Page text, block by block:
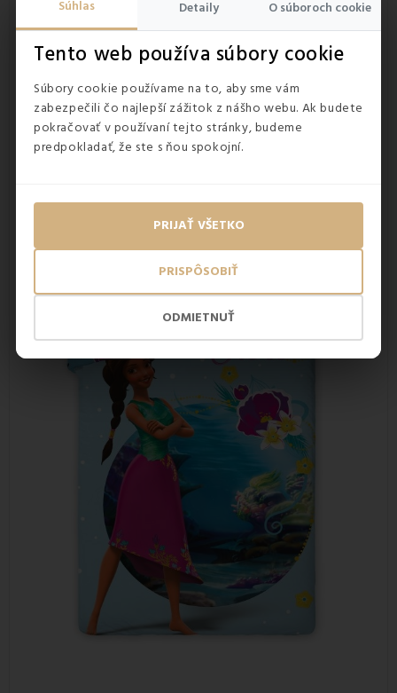
Súhlas Detaily O súboroch cookie
Tento web používa súbory cookie
Súbory cookie používame na to, aby sme vám
zabezpečili čo najlepší zážitok z nášho webu. Ak budete
pokračovať v používaní tejto stránky, budeme
predpokladať, že ste s ňou spokojní.
ODMIETNUŤ
PRISPÔSOBIŤ
PRIJAŤ VŠETKO
jednoducho udržiava.
Súprava obsahuje obliečku na paplón v rozmere 140x200 cm
a obliečku na vankúš 70x90 cm.
Praktické zapínanie na
zipsumožňuje jednoduché prezliekanie, čo ocenia rodičia
Veľkou výhodou týchto obliečok je obojstranný motív
– na jednej strane je princezná Elena v žiarivých farbách s
morským pozadím, zatiaľ čo druhá strana ponúka doplnkový
dizajn s jemnejšími detailmi a rozprávkovou atmosférou.